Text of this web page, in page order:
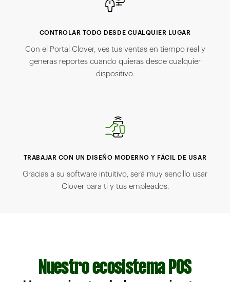
CONTROLAR TODO DESDE CUALQUIER LUGAR
Con el Portal Clover, ves tus ventas en tiempo real y
generas reportes cuando quieras desde cualquier
dispositivo.
TRABAJAR CON UN DISEÑO MODERNO Y FÁCIL DE USAR
Gracias a su software intuitivo, será muy sencillo usar
Clover para ti y tus empleados.
Nuestro ecosistema POS